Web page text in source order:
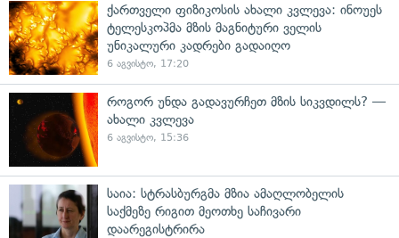
ქართველი ფიზიკოსის ახალი კვლევა: ინოუეს
ტელესკოპმა მზის მაგნიტური ველის
უნიკალური კადრები გადაიღო
6 აგვისტო, 17:20
როგორ უნდა გადავურჩეთ მზის სიკვდილს? —
ახალი კვლევა
6 აგვისტო, 15:36
საია: სტრასბურგმა მზია ამაღლობელის
საქმეზე რიგით მეოთხე საჩივარი
დაარეგისტრირა